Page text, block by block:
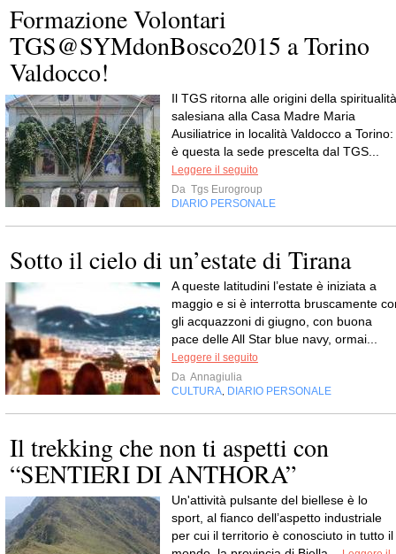
Formazione Volontari
TGS@SYMdonBosco2015 a Torino
Valdocco!
Il TGS ritorna alle origini della spiritualità
salesiana alla Casa Madre Maria
Ausiliatrice in località Valdocco a Torino:
è questa la sede prescelta dal TGS...
Leggere il seguito
Da Tgs Eurogroup
DIARIO PERSONALE
Sotto il cielo di un’estate di Tirana
A queste latitudini l’estate è iniziata a
maggio e si è interrotta bruscamente
gli acquazzoni di giugno, con buona
pace delle All Star blue navy, ormai...
Leggere il seguito
Da Annagiulia
CULTURA DIARIO PERSONALE
Il trekking che non ti aspetti con
“SENTIERI DI ANTHORA”
Un'attività pulsante del biellese è lo
sport, al fianco dell’aspetto industriale
per cui il territorio è conosciuto in tutto il